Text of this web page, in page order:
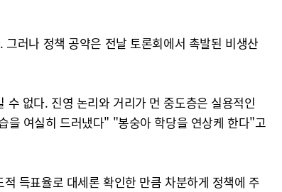
러나 정책 공약은 전날 토론회에서 촉발된 비생산
없다. 진영 논리와 거리가 먼 중도층은 실용적인
을 여실히 드러냈다" "봉숭아 학당을 연상케 한다"고
득표율로 대세론 확인한 만큼 차분하게 정책에 주